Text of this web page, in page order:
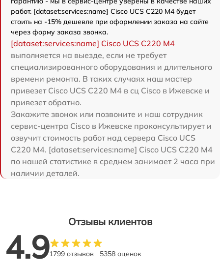
работ. [dataset:services:name] Cisco UCS C220 M4 будет
стоить на -15% дешевле при оформлении заказа на сайте
через форму заказа звонка.
[dataset:services:name] Cisco UCS C220 M4
выполняется на выезде, если не требует
специализированного оборудования и длительного
времени ремонта. В таких случаях наш мастер
привезет Cisco UCS C220 M4 в сц Cisco в Ижевске и
привезет обратно.
Закажите звонок или позвоните и наш сотрудник
сервис-центра Cisco в Ижевске проконсультирует и
озвучит стоимость работ над сервера Cisco UCS
C220 M4. [dataset:services:name] Cisco UCS C220 M4
по нашей статистике в среднем занимает 2 часа при
наличии деталей.
Отзывы клиентов
4.91799 отзывов 5358 оценок